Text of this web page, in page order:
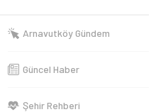
Arnavutköy Gündem
Güncel Haber
Şehir Rehberi